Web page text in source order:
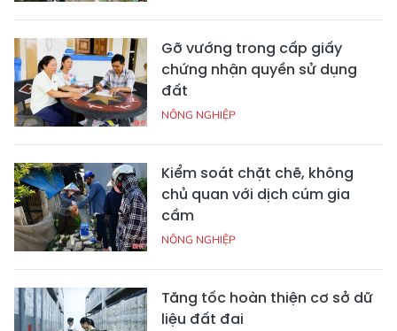
Gỡ vướng trong cấp giấy
chứng nhận quyền sử dụng
đất
NÔNG NGHIỆP
Kiểm soát chặt chẽ, không
chủ quan với dịch cúm gia
cầm
NÔNG NGHIỆP
Tăng tốc hoàn thiện cơ sở dữ
liệu đất đai